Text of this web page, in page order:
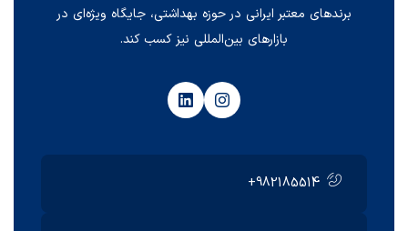
برندهای معتبر ایرانی در حوزه بهداشتی، جایگاه ویژه‌ای در
بازارهای بین‌المللی نیز کسب کند.
+982185514